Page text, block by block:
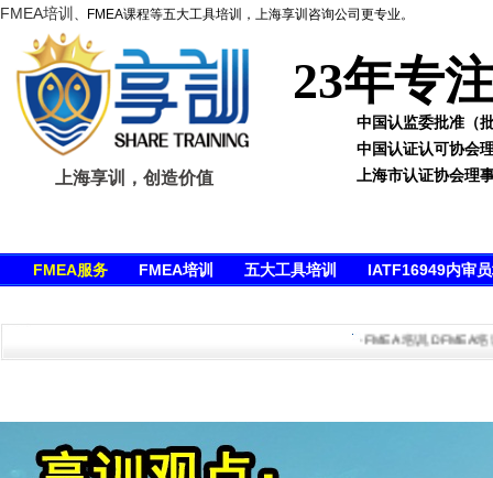
FMEA培训 、FMEA课程等五大工具培训，上海享训咨询公司更专业。
上海享训，创造价值
23年专
中国认监委批准（
中国认证认可协会
上海市认证协会理
FMEA服务 FMEA培训 五大工具培训 IATF16949内审
·FMEA培训,DFMEA培